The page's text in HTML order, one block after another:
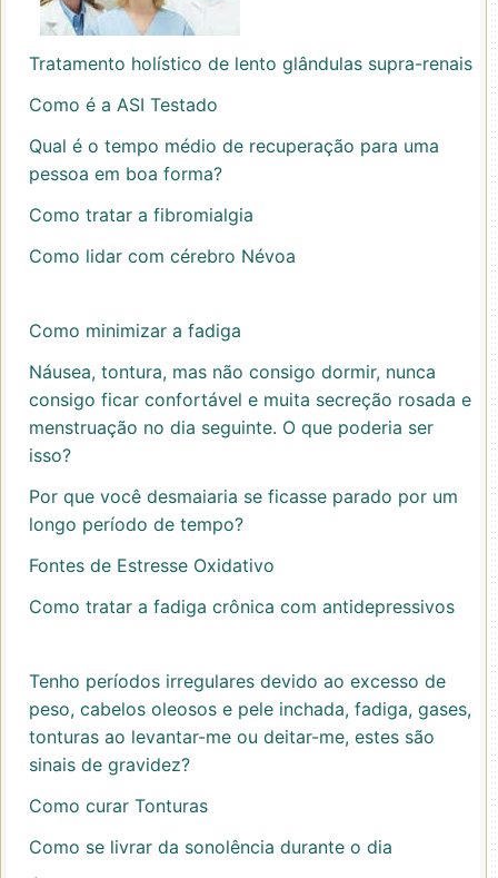
Tratamento holístico de lento glândulas supra-renais
Como é a ASI Testado
Qual é o tempo médio de recuperação para uma
pessoa em boa forma?
Como tratar a fibromialgia
Como lidar com cérebro Névoa
Como minimizar a fadiga
Náusea, tontura, mas não consigo dormir, nunca
consigo ficar confortável e muita secreção rosada e
menstruação no dia seguinte. O que poderia ser
isso?
Por que você desmaiaria se ficasse parado por um
longo período de tempo?
Fontes de Estresse Oxidativo
Como tratar a fadiga crônica com antidepressivos
Tenho períodos irregulares devido ao excesso de
peso, cabelos oleosos e pele inchada, fadiga, gases,
tonturas ao levantar-me ou deitar-me, estes são
sinais de gravidez?
Como curar Tonturas
Como se livrar da sonolência durante o dia